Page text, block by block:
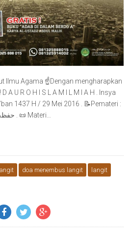
Ilmu Agama ☝️Dengan mengharapkan
A U R O H I S L A M I L M I A H . Insya
1437 H / 29 Mei 2016 . 📝Pemateri :
Al Ustadz Abdul Malik حفظه الله . 📜 Materi…
doa menembus langit langit